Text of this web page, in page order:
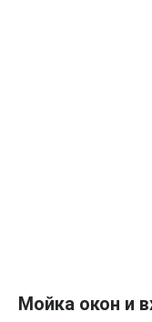
Мойка окон и